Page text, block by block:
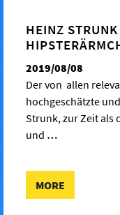
HEINZ
2019/08/08
Der von allen
hochgeschätzte
Strunk, zur Zeit als
und …
MORE